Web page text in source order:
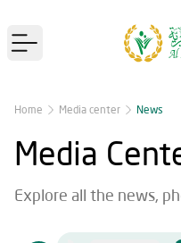
Open main menu
Home Media center News
Media
Explore all the news,